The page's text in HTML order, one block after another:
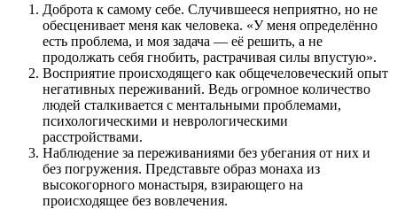
Доброта к самому себе. Случившееся неприятно, но не
обесценивает меня как человека. «У меня определённо
есть проблема, и моя задача — её решить, а не
продолжать себя гнобить, растрачивая силы впустую».
Восприятие происходящего как общечеловеческий опыт
негативных переживаний. Ведь огромное количество
людей сталкивается с ментальными проблемами,
психологическими и неврологическими
расстройствами.
Наблюдение за переживаниями без убегания от них и
без погружения. Представьте образ монаха из
высокогорного монастыря, взирающего на
происходящее без вовлечения.